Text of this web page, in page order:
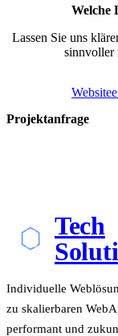
Welche
Lassen Sie uns
sinnvoller
Projektanfrage
Tech
Individuelle
zu skalierbaren
performant und